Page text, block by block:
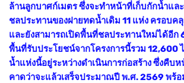
ล้านลูกบาศก์เมตร ซึ่งจะทำหน้าที่เก็บกักน้ำแล
ชลประทานของฝายทดน้ำเดิม 11 แห่ง ครอบค
และยังสามารถเปิดพื้นที่ชลประทานใหม่ได้อีก
พื้นที่รับประโยชน์จากโครงการนี้รวม 12,600
น้ำแห่งนี้อยู่ระหว่างดำเนินการก่อสร้าง ซึ่งคืบ
คาดว่าจะแล้วเสร็จประมาณปี พ.ศ. 2569 พร้